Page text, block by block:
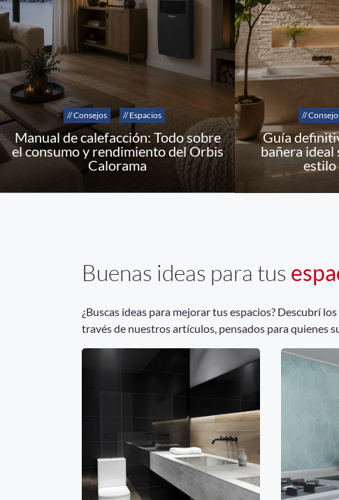
// Consejos // Espacios
Manual de calefacción: Todo sobre
el consumo y rendimiento del Orbis
Calorama
//
Guía
bañera ideal
estilo
Buenas ideas para tus
¿Buscas ideas para mejorar tus espacios? Descubrí
través de nuestros artículos, pensados para quienes